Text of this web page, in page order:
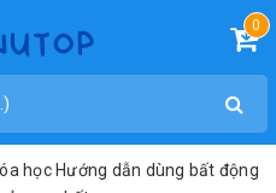
0
học Hướng dẫn dùng bất động